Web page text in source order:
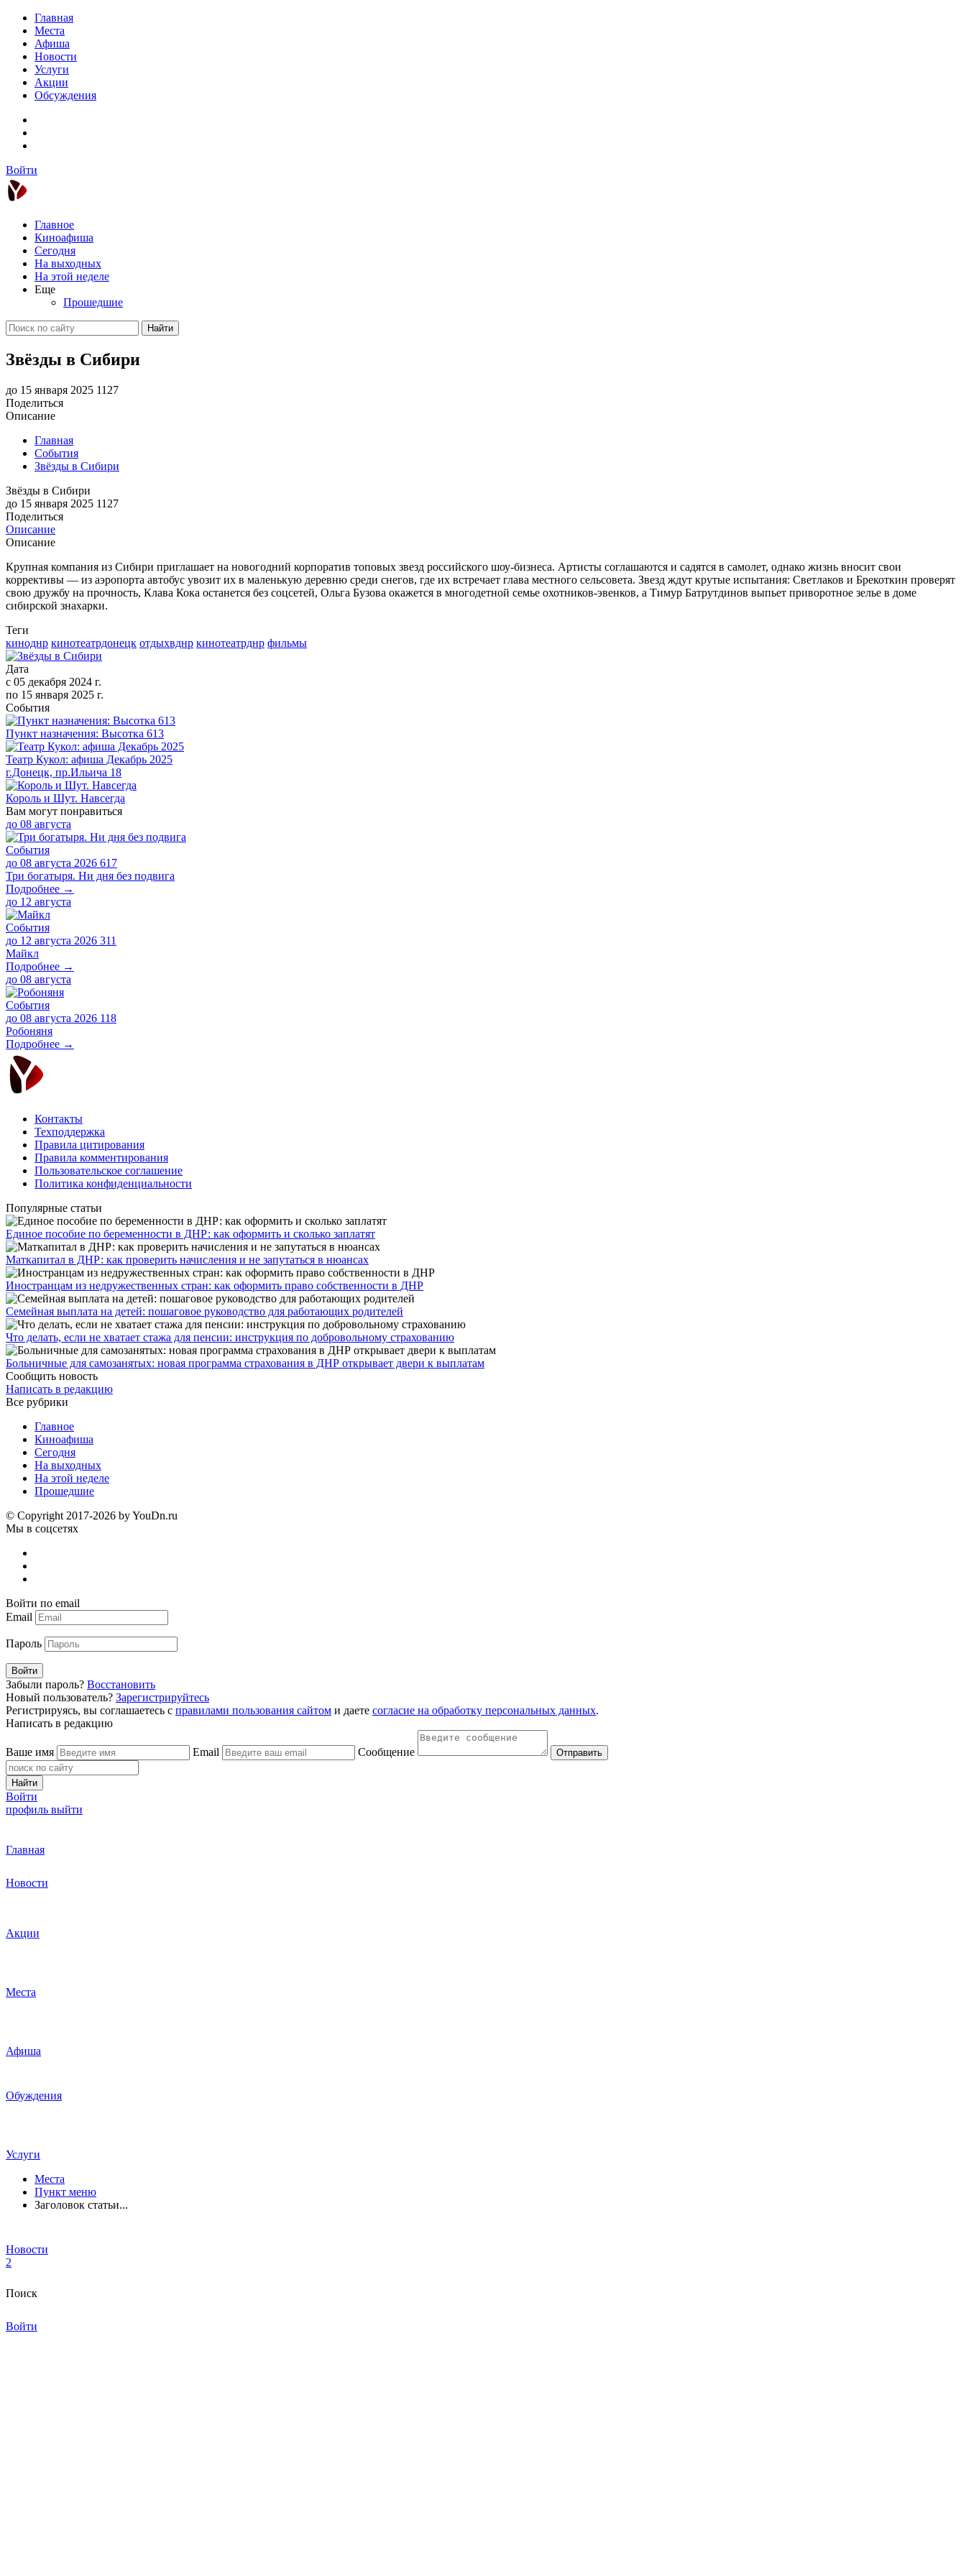
Главная
Места
Афиша
Новости
Услуги
Акции
Обсуждения
Войти
Главное
Киноафиша
Сегодня
На выходных
На этой неделе
Еще
Прошедшие
Найти
Звёзды в Сибири
до 15 января 2025 1127
Поделиться
Описание
Главная
События
Звёзды в Сибири
Звёзды в Сибири
до 15 января 2025 1127
Поделиться
Описание
Описание
Крупная компания из Сибири приглашает на новогодний корпоратив топовых звезд российского шоу-бизнеса. Артисты соглашаются и садятся в самолет, однако жизнь вносит свои
коррективы — из аэропорта автобус увозит их в маленькую деревню среди снегов, где их встречает глава местного сельсовета. Звезд ждут крутые испытания: Светлаков и Брекоткин проверят
свою дружбу на прочность, Клава Кока останется без соцсетей, Ольга Бузова окажется в многодетной семье охотников-эвенков, а Тимур Батрутдинов выпьет приворотное зелье в доме
сибирской знахарки.
Теги
киноднр кинотеатрдонецк отдыхвднр кинотеатрднр фильмы
Дата
с 05 декабря 2024 г.
по 15 января 2025 г.
События
Пункт назначения: Высотка 613
Театр Кукол: афиша Декабрь 2025
г.Донецк, пр.Ильича 18
Король и Шут. Навсегда
Вам могут понравиться
до 08 августа
События
до 08 августа 2026 617
Три богатыря. Ни дня без подвига
Подробнее →
до 12 августа
События
до 12 августа 2026 311
Майкл
Подробнее →
до 08 августа
События
до 08 августа 2026 118
Робоняня
Подробнее →
Контакты
Техподдержка
Правила цитирования
Правила комментирования
Пользовательское соглашение
Политика конфиденциальности
Популярные статьи
Единое пособие по беременности в ДНР: как оформить и сколько заплатят
​Маткапитал в ДНР: как проверить начисления и не запутаться в нюансах
Иностранцам из недружественных стран: как оформить право собственности в ДНР
Семейная выплата на детей: пошаговое руководство для работающих родителей
Что делать, если не хватает стажа для пенсии: инструкция по добровольному страхованию
Больничные для самозанятых: новая программа страхования в ДНР открывает двери к выплатам
Сообщить новость
Написать в редакцию
Все рубрики
Главное
Киноафиша
Сегодня
На выходных
На этой неделе
Прошедшие
© Copyright 2017-2026 by YouDn.ru
Мы в соцсетях
Войти по email
Email
Пароль
Войти
Забыли пароль? Восстановить
Новый пользователь? Зарегистрируйтесь
Регистрируясь, вы соглашаетесь с правилами пользования сайтом и даете согласие на обработку персональных данных.
Написать в редакцию
Ваше имя Email Сообщение Отправить
Найти
Войти
профиль выйти
Главная
Новости
Акции
Места
Афиша
Обуждения
Услуги
Места
Пункт меню
Заголовок статьи...
Новости
2
Поиск
Войти